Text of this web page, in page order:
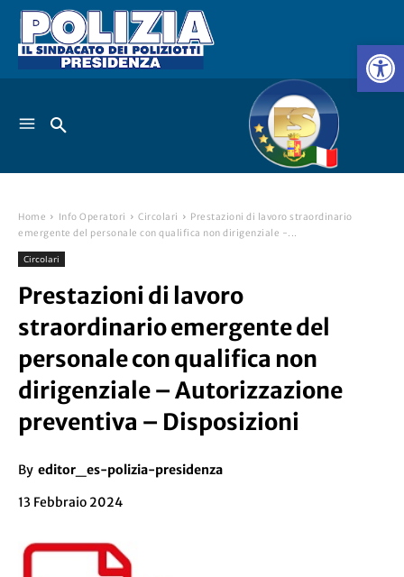
Home Info Operatori Circolari
Prestazioni di lavoro straordinario
emergente del personale con qualifica non dirigenziale -...
Circolari
Prestazioni di lavoro
straordinario emergente del
personale con qualifica non
dirigenziale – Autorizzazione
preventiva – Disposizioni
By editor_es-polizia-presidenza
13 Febbraio 2024